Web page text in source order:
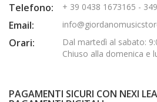
Telefono: + 39 0438 1673165 -
Email:
Orari:
Dal martedì al sabato:
Chiuso alla domenica e
PAGAMENTI SICURI CON NEXI